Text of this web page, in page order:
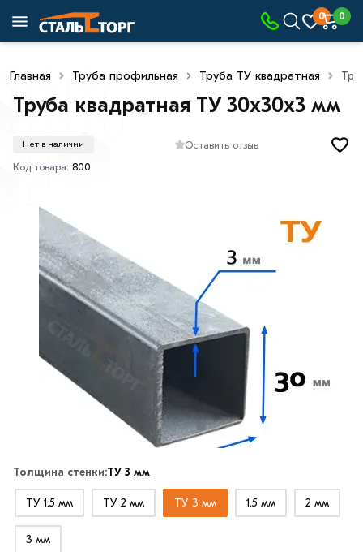
0 0
Главная Труба профильная Труба ТУ квадратная
Труба квадратная ТУ 30х30х3 мм
Нет в наличии
Оставить отзыв
Код товара: 800
Толщина стенки:ТУ 3 мм
ТУ 1.5 мм ТУ 2 мм ТУ 3 мм 1.5 мм 2 мм
3 мм